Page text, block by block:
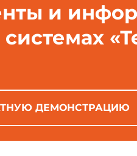
и
ДЕМОНСТРАЦИЮ